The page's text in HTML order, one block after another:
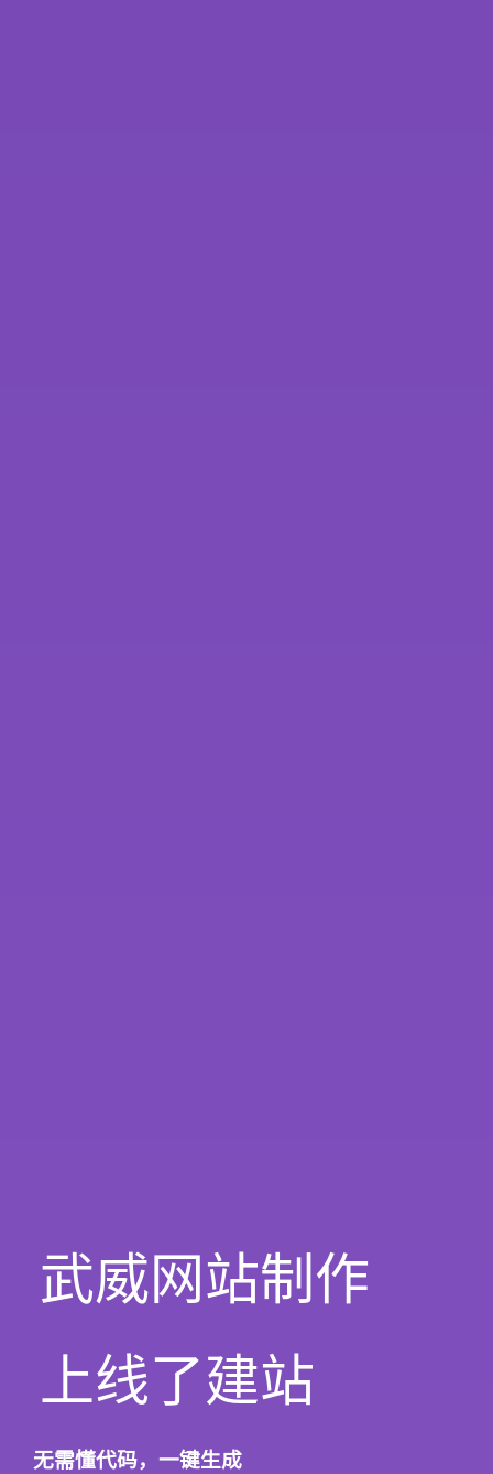
武威网站制作
上线了建站
无需懂代码， 一键生成